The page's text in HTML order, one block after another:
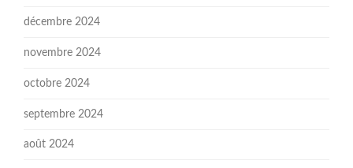
décembre 2024
novembre 2024
octobre 2024
septembre 2024
août 2024